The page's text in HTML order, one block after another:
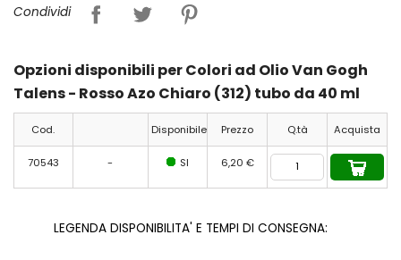
Condividi
Opzioni disponibili per Colori ad Olio Van Gogh
Talens - Rosso Azo Chiaro (312) tubo da 40 ml
Cod. Disponibile Prezzo Q.tà Acquista
70543 - SI 6,20 €
LEGENDA DISPONIBILITA' E TEMPI DI CONSEGNA: